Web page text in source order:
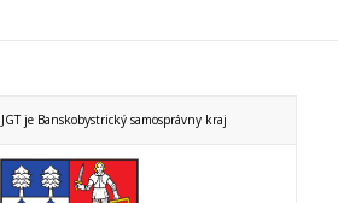
je Banskobystrický samosprávny kraj